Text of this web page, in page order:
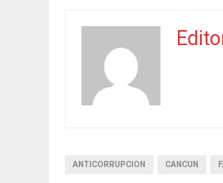
ANTICORRUPCION CANCUN